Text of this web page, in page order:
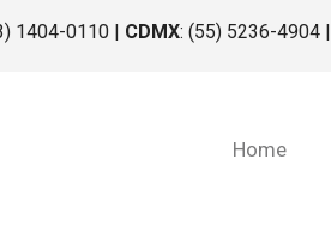
1404-0110 | CDMX: (55) 5236-4904 |
Home